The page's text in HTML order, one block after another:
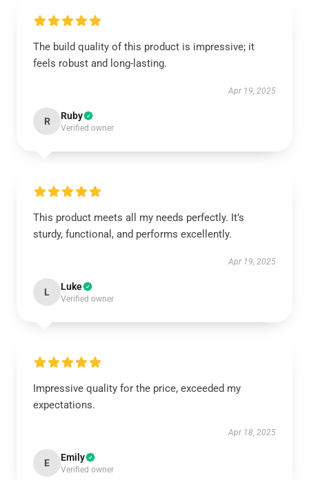
The build quality of this product is impressive; it
feels robust and long-lasting.
Apr 19, 2025
R Ruby
Verified owner
This product meets all my needs perfectly. It’s
sturdy, functional, and performs excellently.
Apr 19, 2025
L Luke
Verified owner
Impressive quality for the price, exceeded my
expectations.
Apr 18, 2025
E Emily
Verified owner